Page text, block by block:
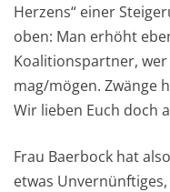
Herzens“ einer
oben: Man erhöht
Koalitionspartner,
mag/mögen. Zwänge
Wir lieben Euch doch
Frau Baerbock hat
etwas